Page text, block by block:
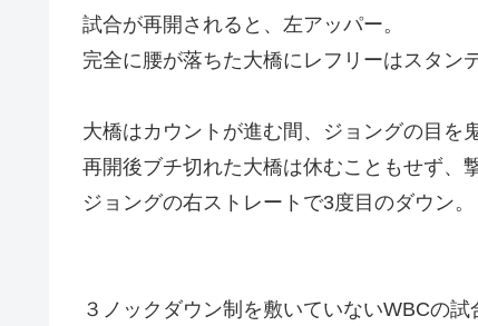
試合が再開されると、左アッパー。
完全に腰が落ちた大橋にレフリーはスタン
大橋はカウントが進む間、ジョングの目を
再開後ブチ切れた大橋は休むこともせず、
ジョングの右ストレートで3度目のダウン。
３ノックダウン制を敷いていないWBCの